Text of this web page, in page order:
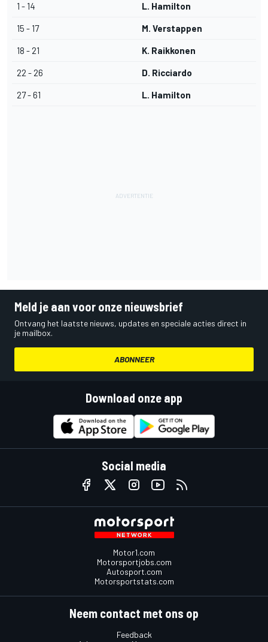
1 - 14 L. Hamilton
15 - 17 M. Verstappen
18 - 21 K. Raikkonen
22 - 26 D. Ricciardo
27 - 61 L. Hamilton
Meld je aan voor onze nieuwsbrief
Ontvang het laatste nieuws, updates en speciale acties direct in
je mailbox.
ABONNEER
Download onze app
Social media
Motor1.com
Motorsportjobs.com
Autosport.com
Motorsportstats.com
Neem contact met ons op
Feedback